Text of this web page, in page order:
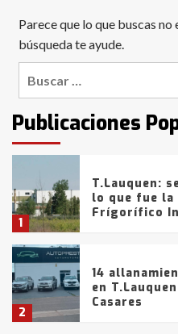
Parece que lo que buscas
búsqueda te ayude.
Publicaciones
6
con lluvias y
de la
intentaron
fueron
tarde del
1
T.Lauquen:
lo que fue
Frígorífico
2
14
en
Casares